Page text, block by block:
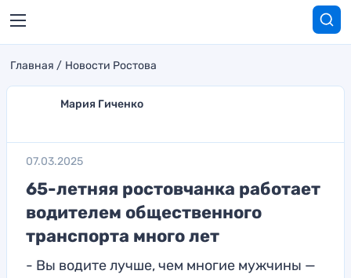
Главная Новости Ростова
Мария Гиченко
07.03.2025
65-летняя ростовчанка работает
водителем общественного
транспорта много лет
- Вы водите лучше, чем многие мужчины —